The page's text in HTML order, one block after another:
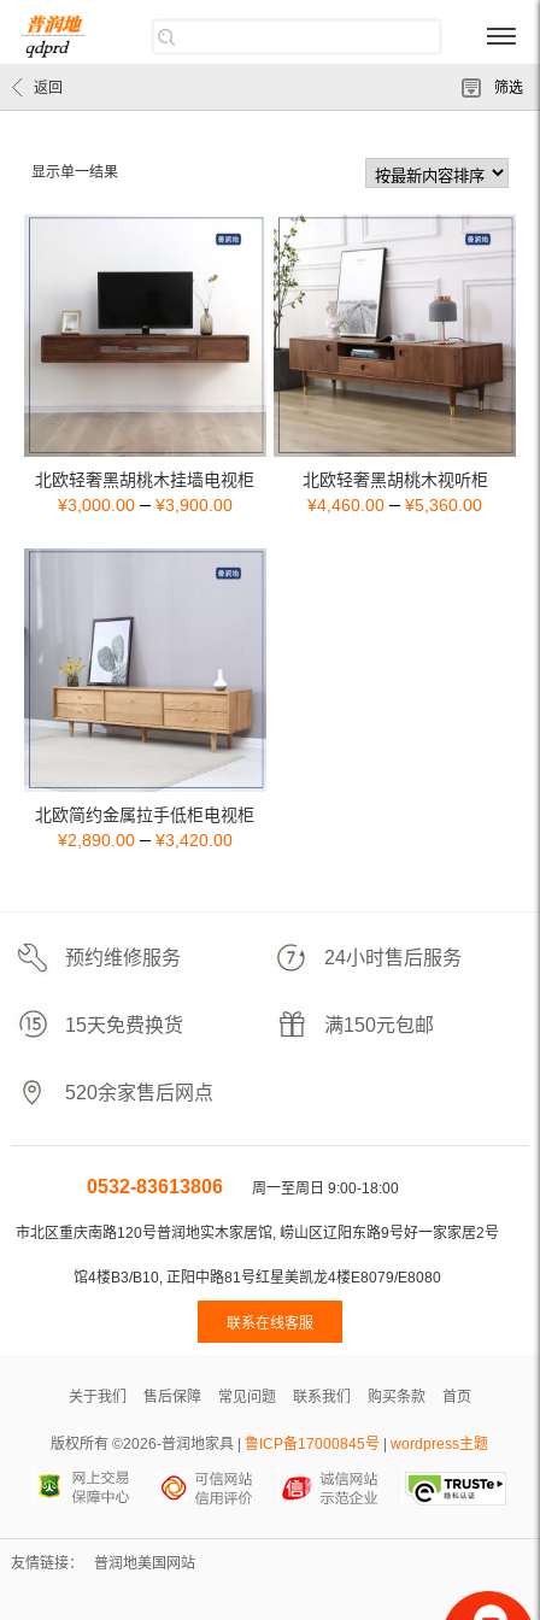
返回 筛选
显示单一结果
北欧轻奢黑胡桃木挂墙电视柜
¥3,000.00– ¥3,900.00
北欧轻奢黑胡桃木视听柜
¥4,460.00 –¥5,360.00
北欧简约金属拉手低柜电视柜
¥2,890.00– ¥3,420.00
预约维修服务 24小时售后服务
15天免费换货 满150元包邮
520余家售后网点
0532-83613806 周一至周日 9:00-18:00
市北区重庆南路120号普润地实木家居馆, 崂山区辽阳东路9号好一家家居2号
馆4楼B3/B10, 正阳中路81号红星美凯龙4楼E8079/E8080
联系在线客服
关于我们 售后保障 常见问题 联系我们 购买条款 首页
版权所有 ©2026-普润地家具 |鲁ICP备17000845号 |wordpress主题
友情链接： 普润地美国网站